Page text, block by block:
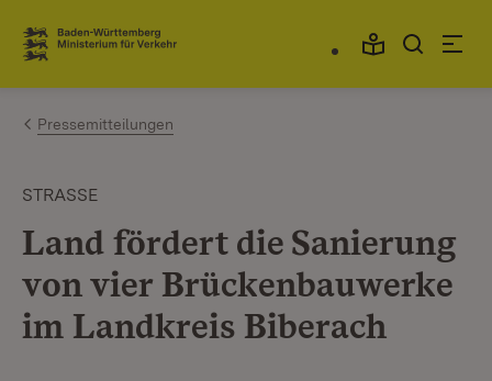
Zum Inhalt springen
Link zur Startseite
Pressemitteilungen
STRASSE
Land fördert die Sanierung
von vier Brückenbauwerke
im Landkreis Biberach